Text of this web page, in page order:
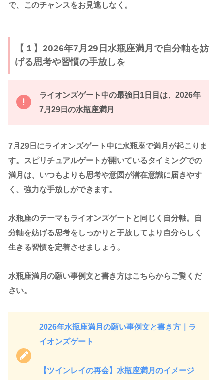
で、このチャンスをお見逃しなく。
【１】2026年7月29日水瓶座満月で自分軸を妨
げる思考や習慣の手放しを
ライオンズゲート中の最強日1日目は、2026年
7月29日の水瓶座満月
7月29日にライオンズゲート中に水瓶座で満月が起こりま
す。スピリチュアルゲートが開いているタイミングでの
満月は、いつもよりも思考や意図が潜在意識に届きやす
く、強力な手放しができます。
水瓶座のテーマもライオンズゲートと同じく自分軸。自
分軸を妨げる思考をしっかりと手放してより自分らしく
生きる習慣を定着させましょう。
水瓶座満月の願い事例文と書き方はこちらからご覧くだ
さい。
2026年水瓶座満月の願い事例文と書き方｜ラ
イオンズゲート
【ツインレイの再会】水瓶座満月のイメージ